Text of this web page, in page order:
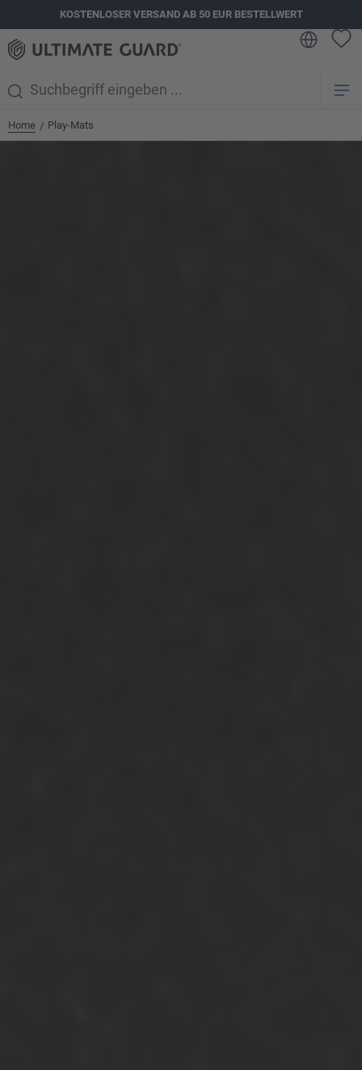
springenKOSTENLOSER VERSAND AB 50 EUR BESTELLWERT
Home / Play-Mats